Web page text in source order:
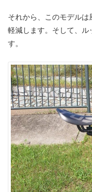
それから、このモデル
軽減します。そして、
す。